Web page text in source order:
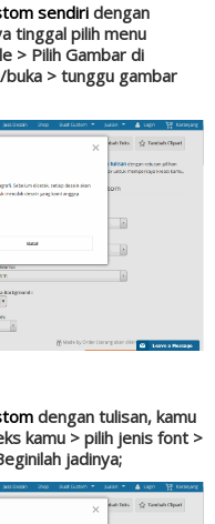
sendiridengan
tinggal pilih menu
> Pilih Gambar di
> tunggu gambar
dengan tulisan, kamu
kamu > pilih jenis font >
jadinya;